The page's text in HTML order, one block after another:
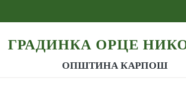
ГРАДИНКА ОРЦЕ
ОПШТИНА КАРПОШ